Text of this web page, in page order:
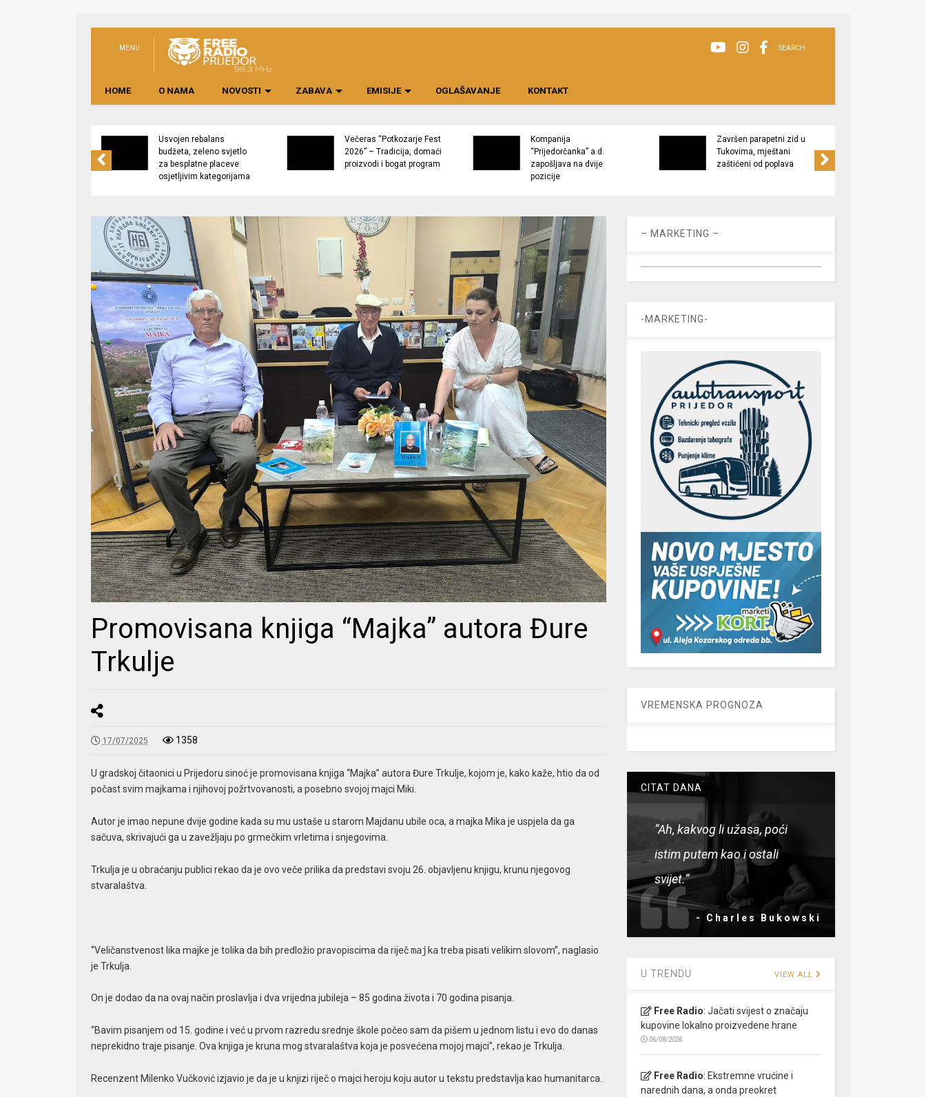
MENU SEARCH
HOME O NAMA NOVOSTI ZABAVA EMISIJE OGLAŠAVANJE KONTAKT
Usvojen rebalans
budžeta, zeleno svjetlo
za besplatne placeve
osjetljivim kategorijama
Večeras “Potkozarje Fest
2026” – Tradicija, domaći
proizvodi i bogat program
Kompanija
“Prijedorčanka” a.d.
zapošljava na dvije
pozicije
Završen parapetni zid u
Tukovima, mještani
zaštićeni od poplava
Promovisana knjiga “Majka” autora Đure
Trkulje
17/07/2025 1358
U gradskoj čitaonici u Prijedoru sinoć je promovisana knjiga “Majka” autora Đure Trkulje, kojom je, kako kaže, htio da od
počast svim majkama i njihovoj požrtvovanosti, a posebno svojoj majci Miki.
Autor je imao nepune dvije godine kada su mu ustaše u starom Majdanu ubile oca, a majka Mika je uspjela da ga
sačuva, skrivajući ga u zavežljaju po grmečkim vrletima i snjegovima.
Trkulja je u obraćanju publici rekao da je ovo veče prilika da predstavi svoju 26. objavljenu knjigu, krunu njegovog
stvaralaštva.
“Veličanstvenost lika majke je tolika da bih predložio pravopiscima da riječmajkatreba pisati velikim slovom”, naglasio
je Trkulja.
On je dodao da na ovaj način proslavlja i dva vrijedna jubileja – 85 godina života i 70 godina pisanja.
“Bavim pisanjem od 15. godine i već u prvom razredu srednje škole počeo sam da pišem u jednom listu i evo do danas
neprekidno traje pisanje. Ova knjiga je kruna mog stvaralaštva koja je posvećena mojoj majci”, rekao je Trkulja.
Recenzent Milenko Vučković izjavio je da je u knjizi riječ o majci heroju koju autor u tekstu predstavlja kao humanitarca.
– MARKETING –
-MARKETING-
VREMENSKA PROGNOZA
CITAT DANA
“Ah, kakvog li užasa, poći
istim putem kao i ostali
svijet.”
- Charles Bukowski
U TRENDU VIEW ALL
Free Radio: Jačati svijest o značaju
kupovine lokalno proizvedene hrane
06/08/2026
Free Radio: Ekstremne vrućine i
narednih dana, a onda preokret